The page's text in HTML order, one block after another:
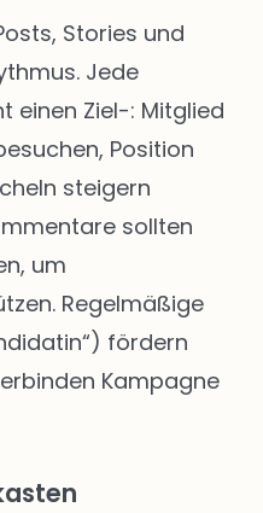
Stories und
Jede
einen Ziel-: Mitglied
Position
steigern
sollten
um
Regelmäßige
fördern
Kampagne